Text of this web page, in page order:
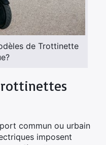
de Trottinette
commun ou urbain
imposent